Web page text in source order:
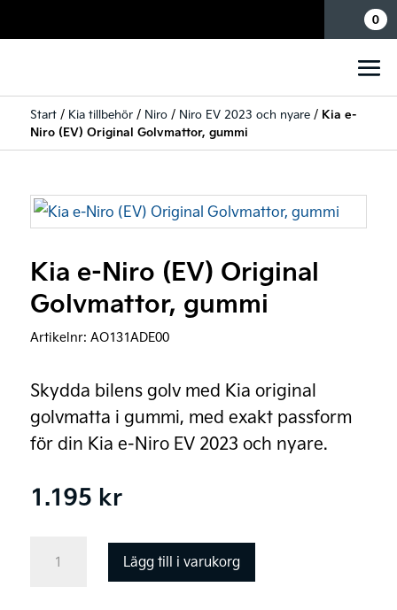
0
Start/ Kia tillbehör/ Niro/ Niro EV 2023 och nyare/ Kia e-
Niro (EV) Original Golvmattor, gummi
Kia e-Niro (EV) Original
Golvmattor, gummi
Artikelnr: AO131ADE00
Skydda bilens golv med Kia original
golvmatta i gummi, med exakt passform
för din Kia e-Niro EV 2023 och nyare.
1.195 kr
Lägg till i varukorg